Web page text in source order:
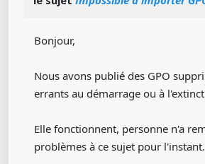
Bonjour,
Nous avons publié des GPO
errants au démarrage ou à
Elle fonctionnent, personne n'a
problèmes à ce sujet pour l'instant.